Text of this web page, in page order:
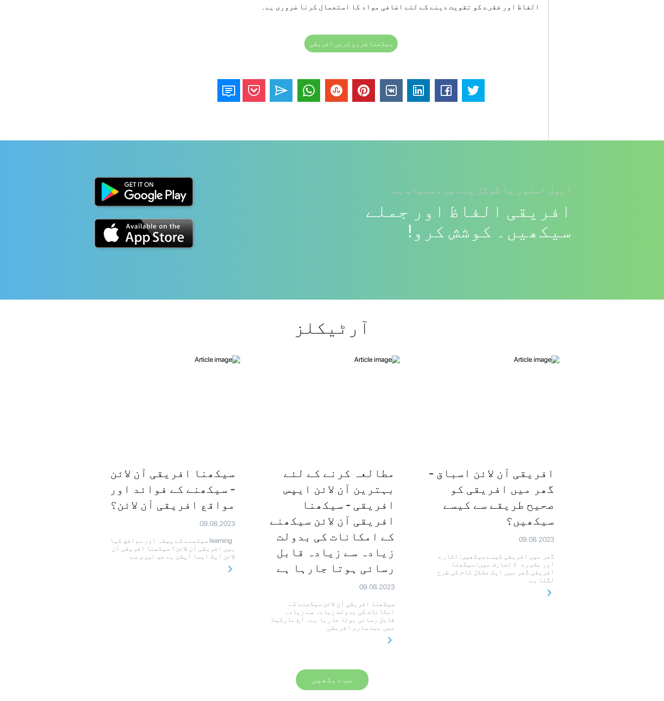
الفاظ اور فقرے کو تقویت دینے کے لئے اضافی مواد کا استعمال کرنا ضروری ہے۔
سیکھنا شروع کریں افریقی
ایپل اسٹور یا گوگل پلے پر دستیاب ہے
افریقی الفاظ اور جملے
سیکھیں۔ کوشش کرو!
آرٹیکلز
افریقی آن لائن اسباق -
گھر میں افریقی کو
صحیح طریقے سے کیسے
سیکھیں؟
09.08.2023
گھر میں افریقی کیسے سیکھیں: اشارے
اور مشورے ؛ تعارف میں: سیکھنا
افریقی گھر میں ایک مشکل کام کی طرح
لگتا ہے
مطالعہ کرنے کے لئے
بہترین آن لائن ایپس
افریقی - سیکھنا
افریقی آن لائن سیکھنے
کے امکانات کی بدولت
زیادہ سے زیادہ قابل
رسائی ہوتا جارہا ہے
09.08.2023
سیکھنا افریقی آن لائن سیکھنے کے
امکانات کی بدولت زیادہ سے زیادہ
قابل رسائی ہوتا جارہا ہے۔ آج مارکیٹ
میں بہت ساری افریقی
سیکھنا افریقی آن لائن
- سیکھنے کے فوائد اور
مواقع افریقی آن لائن؟
09.08.2023
learning سیکھنے کے پیشہ اور موافق کیا
ہیں افریقی آن لائن؟ سیکھنا افریقی آن
لائن ایک ایسا آپشن ہے جو تیزی سے
سب دیکھیں